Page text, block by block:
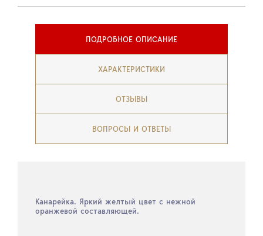
ПОДРОБНОЕ ОПИСАНИЕ
ХАРАКТЕРИСТИКИ
ОТЗЫВЫ
ВОПРОСЫ И ОТВЕТЫ
Канарейка. Яркий желтый цвет с нежной
оранжевой составляющей.